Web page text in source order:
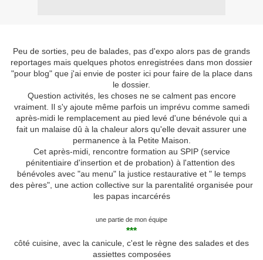
Peu de sorties, peu de balades, pas d'expo alors pas de grands
reportages mais quelques photos enregistrées dans mon dossier
"pour blog" que j'ai envie de poster ici pour faire de la place dans
le dossier.
Question activités, les choses ne se calment pas encore
vraiment. Il s'y ajoute même parfois un imprévu comme samedi
après-midi le remplacement au pied levé d'une bénévole qui a
fait un malaise dû à la chaleur alors qu'elle devait assurer une
permanence à la Petite Maison.
Cet après-midi, rencontre formation au SPIP (service
pénitentiaire d'insertion et de probation) à l'attention des
bénévoles avec "au menu" la justice restaurative et " le temps
des pères", une action collective sur la parentalité organisée pour
les papas incarcérés
une partie de mon équipe
***
côté cuisine, avec la canicule, c'est le règne des salades et des
assiettes composées